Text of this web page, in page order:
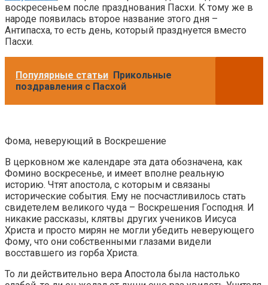
воскресеньем после празднования Пасхи. К тому же в
народе появилась второе название этого дня –
Антипасха, то есть день, который празднуется вместо
Пасхи.
Популярные статьи Прикольные
поздравления с Пасхой
Фома, неверующий в Воскрешение
В церковном же календаре эта дата обозначена, как
Фомино воскресенье, и имеет вполне реальную
историю. Чтят апостола, с которым и связаны
исторические события. Ему не посчастливилось стать
свидетелем великого чуда – Воскрешения Господня. И
никакие рассказы, клятвы других учеников Иисуса
Христа и просто мирян не могли убедить неверующего
Фому, что они собственными глазами видели
восставшего из горба Христа.
То ли действительно вера Апостола была настолько